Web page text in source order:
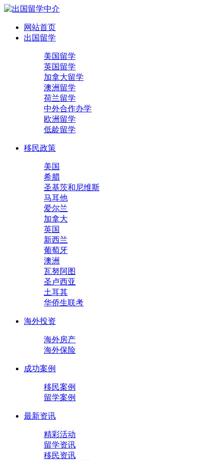
网站首页
出国留学
美国留学
英国留学
加拿大留学
澳洲留学
荷兰留学
中外合作办学
欧洲留学
低龄留学
移民政策
美国
希腊
圣基茨和尼维斯
马耳他
爱尔兰
加拿大
英国
新西兰
葡萄牙
澳洲
瓦努阿图
圣卢西亚
土耳其
华侨生联考
海外投资
海外房产
海外保险
成功案例
移民案例
留学案例
最新资讯
精彩活动
留学资讯
移民资讯